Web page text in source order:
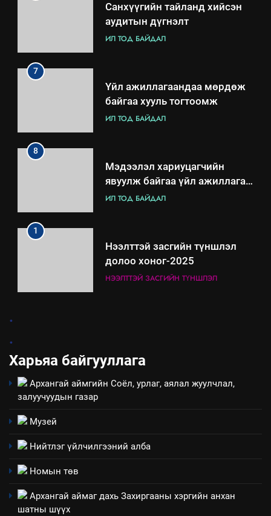
Санхүүгийн тайланд хийсэн
аудитын дүгнэлт
ИЛ ТОД БАЙДАЛ
7
Үйл ажиллагаандаа мөрдөж
байгаа хууль тогтоомж
ИЛ ТОД БАЙДАЛ
8
Мэдээлэл хариуцагчийн
явуулж байгаа үйл ажиллагаа,
үйлдвэрлэл, үйлчилгээ,
үзүүлэх буюу үзүүлж байгаа
нөлөөллийн талаарх
мэдээлэл
ИЛ ТОД БАЙДАЛ
1
Нээлттэй засгийн түншлэл
долоо хоног-2025
НЭЭЛТТЭЙ ЗАСГИЙН ТҮНШЛЭЛ
БАЙГУУЛНА
ЗАР ТАЗ-ЫН САЛБАР ЗӨВЛӨЛ
3
4
Архангай аймаг дахь салбар
.
.
Харьяа байгууллага
Архангай аймгийн Соёл, урлаг, аялал жуулчлал,
залуучуудын газар
Музей
Нийтлэг үйлчилгээний алба
Номын төв
Архангай аймаг дахь Захиргааны хэргийн анхан
шатны шүүх